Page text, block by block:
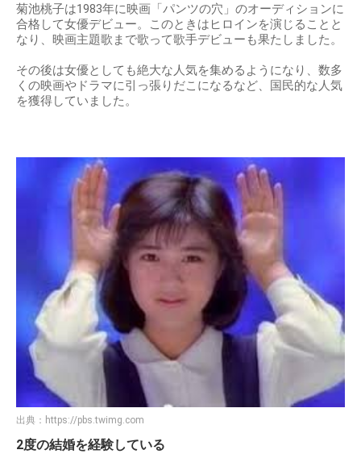
菊池桃子は1983年に映画「パンツの穴」のオーディションに
合格して女優デビュー。このときはヒロインを演じることと
なり、映画主題歌まで歌って歌手デビューも果たしました。
その後は女優としても絶大な人気を集めるようになり、数多
くの映画やドラマに引っ張りだこになるなど、国民的な人気
を獲得していました。
出典： https://pbs.twimg.com
2度の結婚を経験している